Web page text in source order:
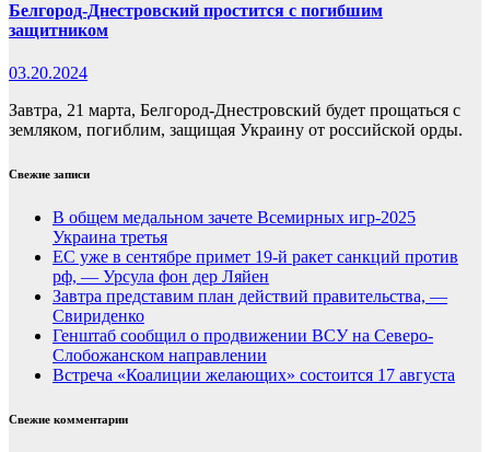
Белгород-Днестровский простится с погибшим
защитником
03.20.2024
Завтра, 21 марта, Белгород-Днестровский будет прощаться с
земляком, погиблим, защищая Украину от российской орды.
Свежие записи
В общем медальном зачете Всемирных игр-2025
Украина третья
ЕС уже в сентябре примет 19-й ракет санкций против
рф, — Урсула фон дер Ляйен
Завтра представим план действий правительства, —
Свириденко
Генштаб сообщил о продвижении ВСУ на Северо-
Слобожанском направлении
Встреча «Коалиции желающих» состоится 17 августа
Свежие комментарии